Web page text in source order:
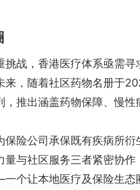
战，香港医疗体系亟需
，随着社区药物名册于
推出涵盖药物保障、慢性
险公司承保既有疾病所
与社区服务三者紧密协
个让本地医疗及保险生态